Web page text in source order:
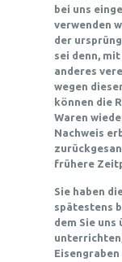
bei uns
verwenden
der
sei denn,
anderes
wegen
können die
Waren
Nachweis
frühere
Sie haben
spätestens
dem Sie
Eisengraben